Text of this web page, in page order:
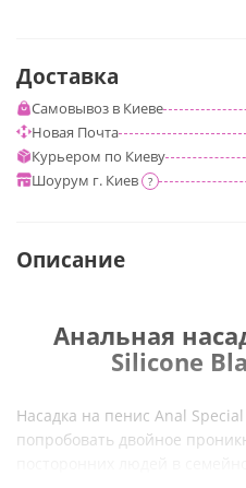
Доставка
Самовывоз в Киеве
Новая Почта
Курьером по Киеву
Шоурум г. Киев
?
Описание
Анальная
Silicone
Насадка на пенис Anal
попробовать двойное